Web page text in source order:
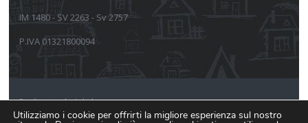
IM 1480 - SV 2263 - Sv 2757
P.IVA 01321800094
Realizzato da Arkeba
Utilizziamo i cookie per offrirti la migliore esperienza sul nostro